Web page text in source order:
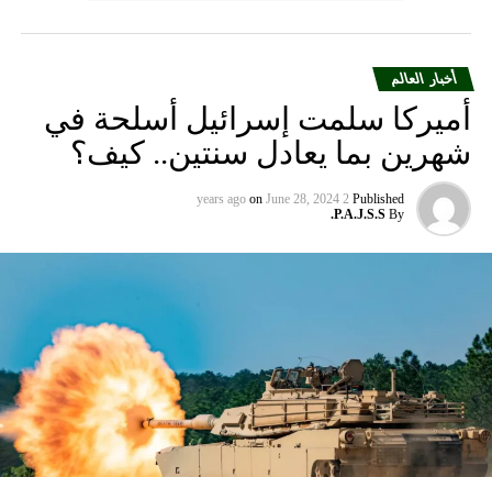
أخبار العالم
أميركا سلمت إسرائيل أسلحة في
شهرين بما يعادل سنتين.. كيف؟
Published
2 years ago
on June 28, 2024
By
P.A.J.S.S.